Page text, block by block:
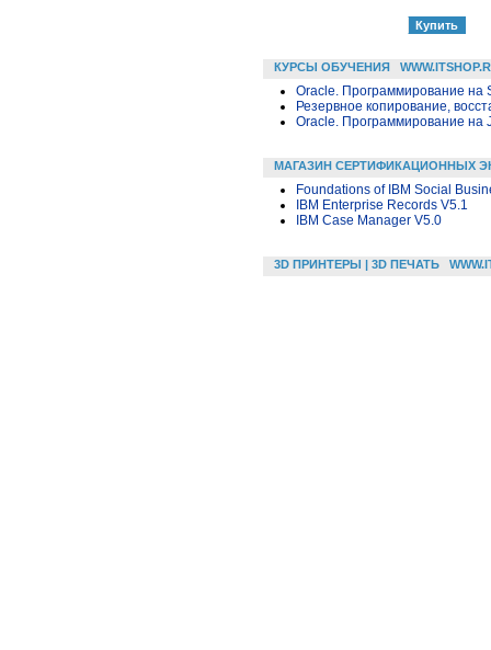
КУРСЫ ОБУЧЕНИЯ
Oracle. Программирование на
Резервное копирование,
Oracle. Программирование на
МАГАЗИН СЕРТИФИКАЦИОННЫХ
Foundations of IBM Social
IBM Enterprise Records V5.1
IBM Case Manager V5.0
3D ПРИНТЕРЫ | 3D ПЕЧАТЬ